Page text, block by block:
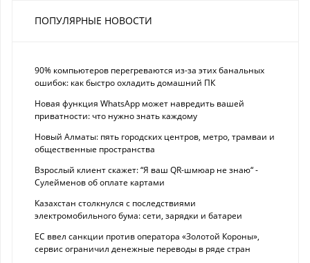
ПОПУЛЯРНЫЕ НОВОСТИ
90% компьютеров перегреваются из-за этих банальных
ошибок: как быстро охладить домашний ПК
Новая функция WhatsApp может навредить вашей
приватности: что нужно знать каждому
Новый Алматы: пять городских центров, метро, трамваи и
общественные пространства
Взрослый клиент скажет: “Я ваш QR-шмюар не знаю“ -
Сулейменов об оплате картами
Казахстан столкнулся с последствиями
электромобильного бума: сети, зарядки и батареи
ЕС ввел санкции против оператора «Золотой Короны»,
сервис ограничил денежные переводы в ряде стран